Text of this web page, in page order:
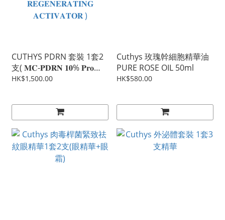
CUTHYS PDRN 套裝 1套2
支( 𝐌𝐂-𝐏𝐃𝐑𝐍 𝟏𝟎% 𝐏𝐫𝐨
𝐑𝐞𝐆𝐞𝐧𝐞𝐫𝐚𝐭𝐢𝐧𝐠 𝐒𝐞𝐫𝐮𝐦 &
𝐀𝐂𝐓𝐈𝐕𝐀𝐓𝐎𝐑 )
HK$1,500.00
Cuthys 玫瑰幹細胞精華油
PURE ROSE OIL 50ml
HK$580.00